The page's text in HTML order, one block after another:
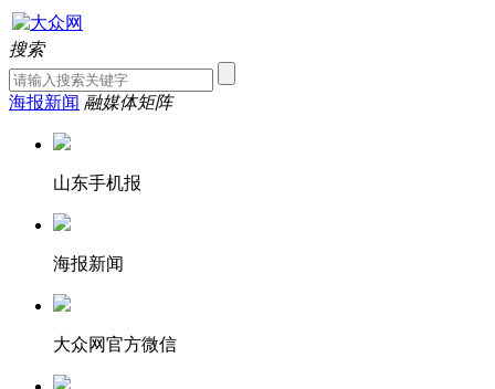
搜索
海报新闻 融媒体矩阵
山东手机报
海报新闻
大众网官方微信